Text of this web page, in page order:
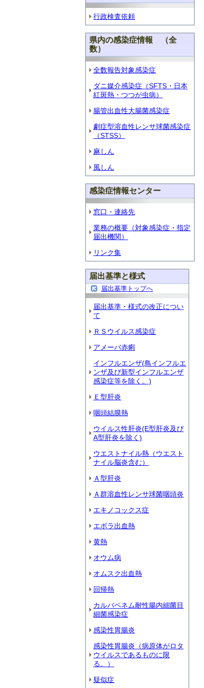
行政検査依頼
県内の感染症情報 （全
数）
全数報告対象感染症
ダニ媒介感染症（SFTS・日本
紅斑熱・つつが虫病）
腸管出血性大腸菌感染症
劇症型溶血性レンサ球菌感染症
（STSS）
麻しん
風しん
感染症情報センター
窓口・連絡先
業務の概要（対象感染症・指定
届出機関）
リンク集
届出基準と様式
届出基準トップへ
届出基準・様式の改正につい
て
ＲＳウイルス感染症
アメーバ赤痢
インフルエンザ(鳥インフルエ
ンザ及び新型インフルエンザ
感染症等を除く。)
Ｅ型肝炎
咽頭結膜熱
ウイルス性肝炎(E型肝炎及び
A型肝炎を除く)
ウエストナイル熱（ウエスト
ナイル脳炎含む）
Ａ型肝炎
Ａ群溶血性レンサ球菌咽頭炎
エキノコックス症
エボラ出血熱
黄熱
オウム病
オムスク出血熱
回帰熱
カルバペネム耐性腸内細菌目
細菌感染症
感染性胃腸炎
感染性胃腸炎（病原体がロタ
ウイルスであるものに限
る。）
疑似症